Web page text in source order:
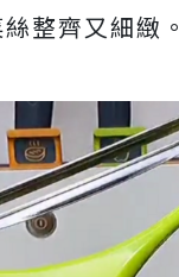
整齊又細緻。